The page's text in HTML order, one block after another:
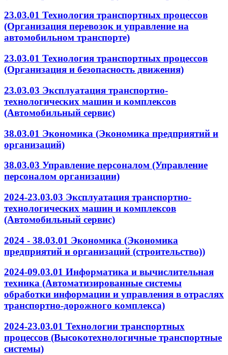
23.03.01 Технология транспортных процессов
(Организация перевозок и управление на
автомобильном транспорте)
23.03.01 Технология транспортных процессов
(Организация и безопасность движения)
23.03.03 Эксплуатация транспортно-
технологических машин и комплексов
(Автомобильный сервис)
38.03.01 Экономика (Экономика предприятий и
организаций)
38.03.03 Управление персоналом (Управление
персоналом организации)
2024-23.03.03 Эксплуатация транспортно-
технологических машин и комплексов
(Автомобильный сервис)
2024 - 38.03.01 Экономика (Экономика
предприятий и организаций (строительство))
2024-09.03.01 Информатика и вычислительная
техника (Автоматизированные системы
обработки информации и управления в отраслях
транспортно-дорожного комплекса)
2024-23.03.01 Технологии транспортных
процессов (Высокотехнологичные транспортные
системы)